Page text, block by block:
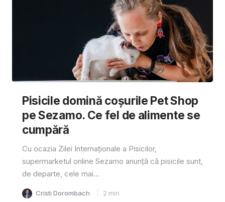
Pisicile domină coșurile Pet Shop
pe Sezamo. Ce fel de alimente se
cumpără
Cu ocazia Zilei Internaționale a Pisicilor,
supermarketul online Sezamo anunță că pisicile sunt,
de departe, cele mai...
Cristi Dorombach 2 min